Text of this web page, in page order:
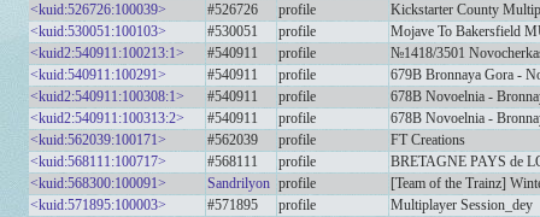
<kuid:526726:100039>
#526726 profile
Kickstarter County
<kuid:530051:100103>
#530051 profile
Mojave To Bakersfield
<kuid2:540911:100213:1>
#540911 profile
№1418/3501
<kuid:540911:100291>
#540911 profile
679B Bronnaya Gora -
<kuid2:540911:100308:1>
#540911 profile
678B Novoelnia -
<kuid2:540911:100313:2>
#540911 profile
678B Novoelnia -
<kuid:562039:100171>
#562039 profile
FT Creations
<kuid:568111:100717>
#568111 profile
BRETAGNE PAYS de
<kuid:568300:100091>
Sandrilyon profile
[Team of the Trainz]
<kuid:571895:100003>
#571895 profile
Multiplayer Session_dey